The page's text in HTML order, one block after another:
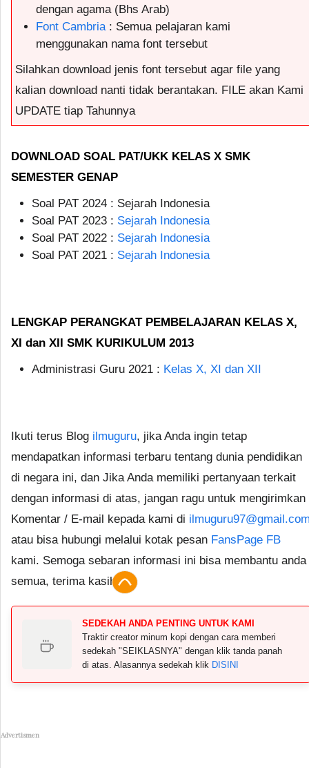
dengan agama (Bhs Arab)
Font Cambria: Semua pelajaran kami
menggunakan nama font tersebut
Silahkan download jenis font tersebut agar file yang
kalian download nanti tidak berantakan. FILE akan Kami
UPDATE tiap Tahunnya
DOWNLOAD SOAL PAT/UKK KELAS X SMK
SEMESTER GENAP
Soal PAT 2024 : Sejarah Indonesia
Soal PAT 2023 : Sejarah Indonesia
Soal PAT 2022 : Sejarah Indonesia
Soal PAT 2021 : Sejarah Indonesia
LENGKAP PERANGKAT PEMBELAJARAN KELAS X,
XI dan XII SMK KURIKULUM 2013
Administrasi Guru 2021 : Kelas X, XI dan XII
Ikuti terus Blog ilmuguru, jika Anda ingin tetap
mendapatkan informasi terbaru tentang dunia pendidikan
di negara ini, dan Jika Anda memiliki pertanyaan terkait
dengan informasi di atas, jangan ragu untuk mengirimkan
Komentar / E-mail kepada kami di
atau bisa hubungi melalui kotak pesan FansPage FB
kami. Semoga sebaran informasi ini bisa membantu anda
semua, terima kasih.
SEDEKAH ANDA PENTING UNTUK KAMI
Traktir creator minum kopi dengan cara memberi
sedekah "SEIKLASNYA" dengan klik tanda panah
di atas. Alasannya sedekah klik DISINI
Advertismen